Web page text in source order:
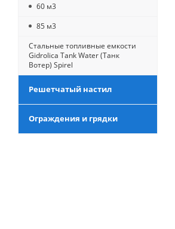
60 м3
85 м3
Стальные топливные емкости
Gidrolica Tank Water (Танк
Вотер) Spirel
Решетчатый настил
Ограждения и грядки